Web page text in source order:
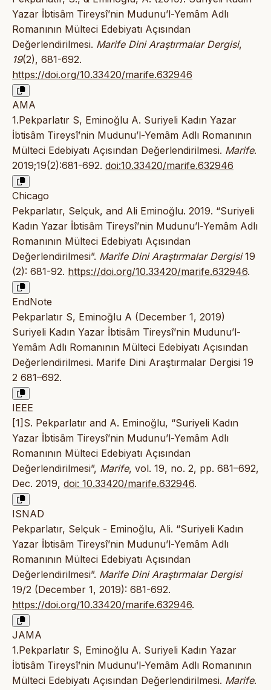
Yazar İbtisâm Tireysî’nin Mudunu’l-Yemâm Adlı
Romanının Mülteci Edebiyatı Açısından
Değerlendirilmesi. Marife Dini Araştırmalar Dergisi,
19(2), 681-692.
https://doi.org/10.33420/marife.632946
AMA
1.Pekparlatır S, Eminoğlu A. Suriyeli Kadın Yazar
İbtisâm Tireysî’nin Mudunu’l-Yemâm Adlı Romanının
Mülteci Edebiyatı Açısından Değerlendirilmesi. Marife.
2019;19(2):681-692. doi:10.33420/marife.632946
Chicago
Pekparlatır, Selçuk, and Ali Eminoğlu. 2019. “Suriyeli
Kadın Yazar İbtisâm Tireysî’nin Mudunu’l-Yemâm Adlı
Romanının Mülteci Edebiyatı Açısından
Değerlendirilmesi”. Marife Dini Araştırmalar Dergisi19
(2): 681-92. https://doi.org/10.33420/marife.632946.
EndNote
Pekparlatır S, Eminoğlu A (December 1, 2019)
Suriyeli Kadın Yazar İbtisâm Tireysî’nin Mudunu’l-
Yemâm Adlı Romanının Mülteci Edebiyatı Açısından
Değerlendirilmesi. Marife Dini Araştırmalar Dergisi 19
2 681–692.
IEEE
[1]S. Pekparlatır and A. Eminoğlu, “Suriyeli Kadın
Yazar İbtisâm Tireysî’nin Mudunu’l-Yemâm Adlı
Romanının Mülteci Edebiyatı Açısından
Değerlendirilmesi”, Marife, vol. 19, no. 2, pp. 681–692,
Dec. 2019, doi: 10.33420/marife.632946.
ISNAD
Pekparlatır, Selçuk - Eminoğlu, Ali. “Suriyeli Kadın
Yazar İbtisâm Tireysî’nin Mudunu’l-Yemâm Adlı
Romanının Mülteci Edebiyatı Açısından
Değerlendirilmesi”. Marife Dini Araştırmalar Dergisi
19/2 (December 1, 2019): 681-692.
https://doi.org/10.33420/marife.632946.
JAMA
1.Pekparlatır S, Eminoğlu A. Suriyeli Kadın Yazar
İbtisâm Tireysî’nin Mudunu’l-Yemâm Adlı Romanının
Mülteci Edebiyatı Açısından Değerlendirilmesi. Marife.